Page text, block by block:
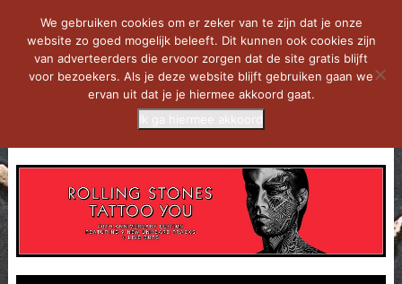
We gebruiken cookies om er zeker van te zijn dat je onze
website zo goed mogelijk beleeft. Dit kunnen ook cookies zijn
van adverteerders die ervoor zorgen dat de site gratis blijft
voor bezoekers. Als je deze website blijft gebruiken gaan we
ervan uit dat je je hiermee akkoord gaat.
Ik ga hiermee akkoord